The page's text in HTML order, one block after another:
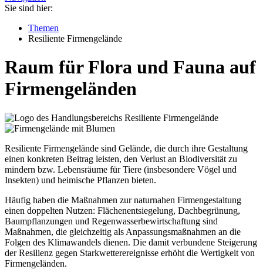
Sie sind hier:
Themen
Resiliente Firmengelände
Raum für Flora und Fauna auf
Firmengeländen
Resiliente Firmengelände sind Gelände, die durch ihre Gestaltung
einen konkreten Beitrag leisten, den Verlust an Biodiversität zu
mindern bzw. Lebensräume für Tiere (insbesondere Vögel und
Insekten) und heimische Pflanzen bieten.
Häufig haben die Maßnahmen zur naturnahen Firmengestaltung
einen doppelten Nutzen: Flächenentsiegelung, Dachbegrünung,
Baumpflanzungen und Regenwasserbewirtschaftung sind
Maßnahmen, die gleichzeitig als Anpassungsmaßnahmen an die
Folgen des Klimawandels dienen. Die damit verbundene Steigerung
der Resilienz gegen Starkwetterereignisse erhöht die Wertigkeit von
Firmengeländen.